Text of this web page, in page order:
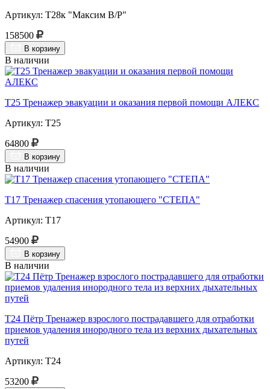
Артикул: Т28к "Максим В/Р"
158500
В корзину
В наличии
Т25 Тренажер эвакуации и оказания первой помощи АЛЕКС
Артикул: Т25
64800
В корзину
В наличии
Т17 Тренажер спасения утопающего "СТЕПА"
Артикул: Т17
54900
В корзину
В наличии
Т24 Пётр Тренажер взрослого пострадавшего для отработки
приемов удаления инородного тела из верхних дыхательных
путей
Артикул: Т24
53200